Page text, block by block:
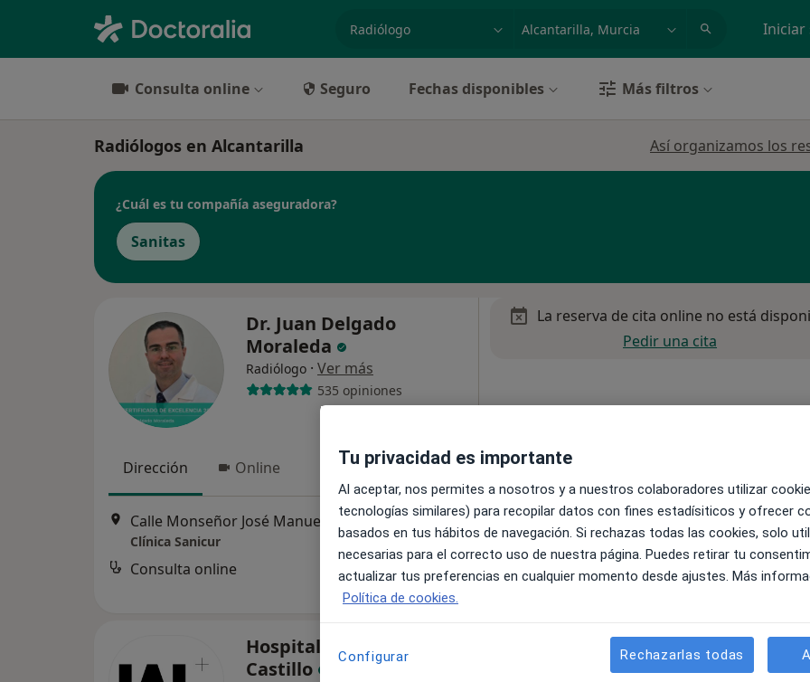
especialidad, enfermedad o nombre Iniciar
Consulta online Seguro Fechas disponibles Más filtros
Radiólogos en Alcantarilla Así organizamos los
¿Cuál es tu compañía aseguradora?
Sanitas
Dr. Juan Delgado
Moraleda
Radiólogo · Ver más
535 opiniones
Dirección Online
Calle Monseñor José Manuel Lorca 17, Murcia • Mapa
Clínica Sanicur
Consulta online 100 €
La reserva de cita online no está
Pedir una cita
Hospital Mesa del
Castillo
La reserva de cita online no está
Mostrar perfil
Tu privacidad es importante
Al aceptar, nos permites a nosotros y a nuestros colaboradores utilizar
tecnologías similares) para recopilar datos con fines estadísiticos y ofrecer
basados en tus hábitos de navegación. Si rechazas todas las cookies, solo
necesarias para el correcto uso de nuestra página. Puedes retirar tu
actualizar tus preferencias en cualquier momento desde ajustes. Más
Política de cookies.
Configurar Rechazarlas todas